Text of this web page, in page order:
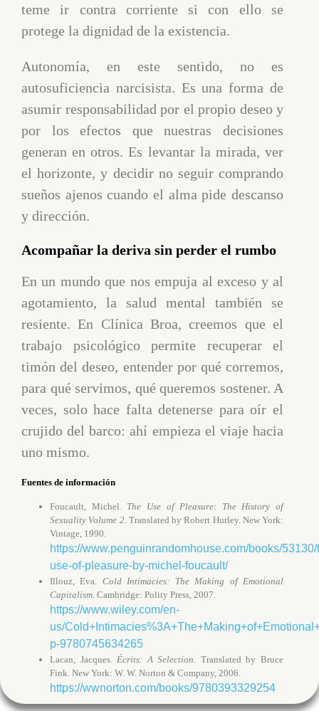
teme ir contra corriente si con ello se
protege la dignidad de la existencia.
Autonomía, en este sentido, no es
autosuficiencia narcisista. Es una forma de
asumir responsabilidad por el propio deseo y
por los efectos que nuestras decisiones
generan en otros. Es levantar la mirada, ver
el horizonte, y decidir no seguir comprando
sueños ajenos cuando el alma pide descanso
y dirección.
Acompañar la deriva sin perder el rumbo
En un mundo que nos empuja al exceso y al
agotamiento, la salud mental también se
resiente. En Clínica Broa, creemos que el
trabajo psicológico permite recuperar el
timón del deseo, entender por qué corremos,
para qué servimos, qué queremos sostener. A
veces, solo hace falta detenerse para oír el
crujido del barco: ahí empieza el viaje hacia
uno mismo.
Fuentes de información
Foucault, Michel. The Use of Pleasure: The History of
Sexuality Volume 2 . Translated by Robert Hurley. New York:
Vintage, 1990.
https://www.penguinrandomhouse.com/books/53130/
use-of-pleasure-by-michel-foucault/
Illouz, Eva. Cold Intimacies: The Making of Emotional
Capitalism . Cambridge: Polity Press, 2007.
https://www.wiley.com/en-
us/
p-9780745634265
Lacan, Jacques. Écrits: A Selection . Translated by Bruce
Fink. New York: W. W. Norton & Company, 2006.
https://wwnorton.com/books/9780393329254